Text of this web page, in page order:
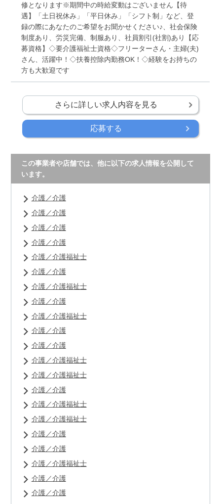
修となります※期間中の時給変動はございません【待
遇】「土日祝休み」「平日休み」「シフト制」など、登
録の際にあなたのご希望をお聞かせください♪、社会保険
制度あり、労災完備、制服あり、社員割引(社割)あり【応
募資格】◇要介護福祉士資格◇フリーターさん・主婦(夫)
さん、活躍中！◇扶養控除内勤務OK！◇経験をお持ちの
方も大歓迎です
さらに詳しい求人内容を見る
応募する
この事業者や店舗では、他に以下の求人情報を公開して
います。
介護／介護
介護／介護
介護／介護
介護／介護
介護／介護福祉士
介護／介護
介護／介護福祉士
介護／介護
介護／介護福祉士
介護／介護
介護／介護
介護／介護福祉士
介護／介護福祉士
介護／介護
介護／介護福祉士
介護／介護福祉士
介護／介護
介護／介護
介護／介護福祉士
介護／介護
介護／介護